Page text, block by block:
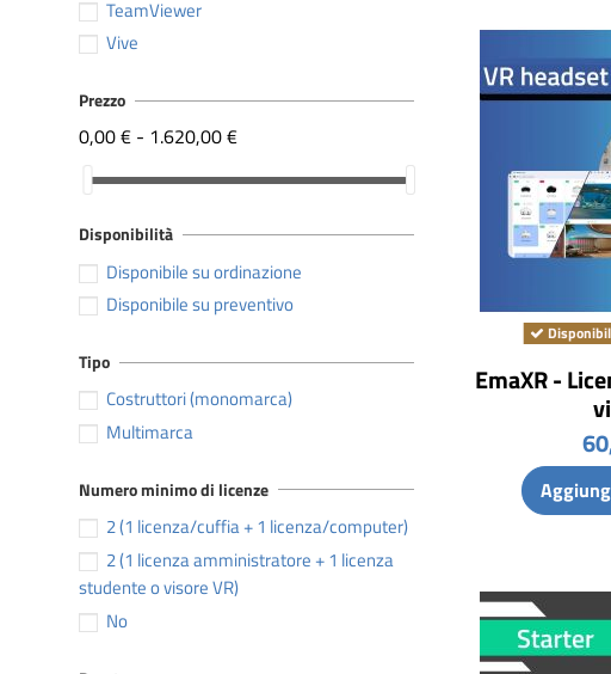
EmaXR -
TeamViewer
Vive
Prezzo
0,00 € - 1.620,00 €
Disponibilità
Disponibile su ordinazione
Disponibile su preventivo
Tipo
Costruttori (monomarca)
Multimarca
Numero minimo di licenze
2 (1 licenza/cuffia + 1 licenza/computer)
2 (1 licenza amministratore + 1 licenza
studente o visore VR)
No